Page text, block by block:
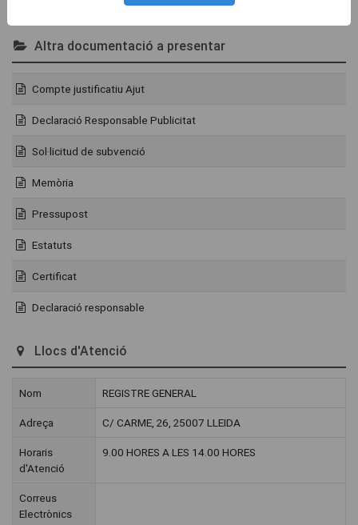
AQUÍ.
Altra documentació a presentar
Compte justificatiu Ajut
Declaració Responsable Publicitat
Sol·licitud de subvenció
Memòria
Pressupost
Estatuts
Certificat
Declaració responsable
Llocs d'Atenció
Nom REGISTRE GENERAL
Adreça C/ CARME, 26, 25007 LLEIDA
Horaris
d'Atenció
9.00 HORES A LES 14.00 HORES
Correus
Electrònics